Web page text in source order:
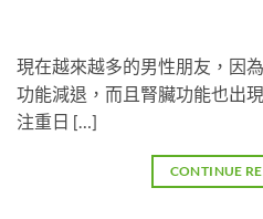
現在越來越多的男性朋友，因
功能減退，而且腎臟功能也出
注重日 […]
CONTINUE